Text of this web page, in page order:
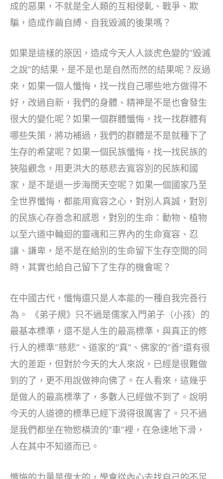
成的惡果，不就是全人類的互相侵軋、戰爭、欺
騙，造成作繭自縛、自我毀滅的後果嗎？
如果是這樣的原因，造成今天人人談虎色變的“毀滅
之說”的結果，是不是也是自然而然的結果呢？反過
來，如果一個人懺悔，找一找自己哪些地方做得不
好，改過自新，我們的身體、精神是不是也會發生
很大的變化呢？如果一個群體懺悔，找一找群體有
哪些失策，將功補過，我們的群體是不是就種下了
生存的希望呢？如果一個民族懺悔，找一找民族的
狹隘觀念，用更洪大的慈悲去寬容別的民族和國
家，是不是退一步海闊天空呢？如果一個國家乃至
全世界懺悔，都能用寬容之心，對別人真誠，對別
的民族心存善念和感恩，對別的生命：動物、植物
以至六道中輪迴的靈魂和三界內的生命寬容、忍
讓、謙卑，是不是在給別的生命留下生存空間的同
時，其實也給自己留下了生存的機會呢？
在中國古代，懺悔還只是人本能的一種自我完善行
為。 《弟子規》只不過是儒家入門弟子（小孩）的
最基本標準，還不是人生的最高標準，與真正的修
行人的標準“慈悲”、道家的“真”、佛家的“善”還有很
大的差距，但對於今天的大人來說，已經是很難做
到的了，更不用說做神向佛了。在人看來，這幾乎
是做人的最高標準了，多數人已經做不到了。說明
今天的人道德的標準已經下滑得很厲害了。只不過
是我們都坐在物慾橫流的“車”裡，在急速地下滑，
人在其中不知道而已。